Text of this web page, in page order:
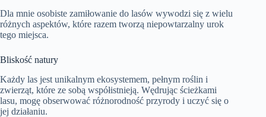
Dla mnie osobiste zamiłowanie do lasów wywodzi się z wielu
różnych aspektów, które razem tworzą niepowtarzalny urok
tego miejsca.
Bliskość natury
Każdy las jest unikalnym ekosystemem, pełnym roślin i
zwierząt, które ze sobą współistnieją. Wędrując ścieżkami
lasu, mogę obserwować różnorodność przyrody i uczyć się o
jej działaniu.